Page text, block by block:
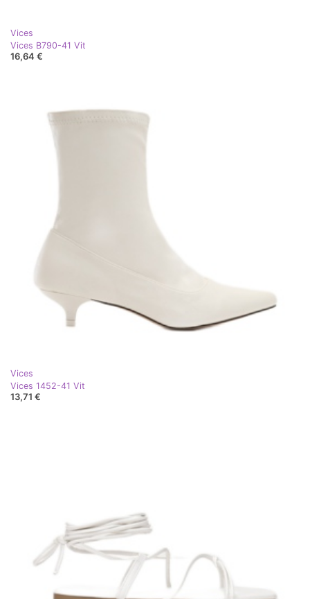
Vices
Vices B790-41 Vit
16,64 €
Vices
Vices 1452-41 Vit
13,71 €